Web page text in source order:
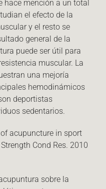
hace mención a un total
el efecto de la
y el resto se
general de la
puede ser útil para
muscular. La
una mejoría
hemodinámicos
deportistas
sedentarios.
acupuncture in sport
Cond Res. 2010
sobre la